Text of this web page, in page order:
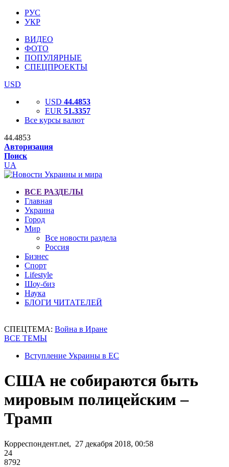
РУС
УКР
ВИДЕО
ФОТО
ПОПУЛЯРНЫЕ
СПЕЦПРОЕКТЫ
USD
USD 44.4853
EUR 51.3357
Все курсы валют
44.4853
Авторизация
Поиск
UA
ВСЕ РАЗДЕЛЫ
Главная
Украина
Город
Мир
Все новости раздела
Россия
Бизнес
Спорт
Lifestyle
Шоу-биз
Наука
БЛОГИ ЧИТАТЕЛЕЙ
СПЕЦТЕМА: Война в Иране
ВСЕ ТЕМЫ
Вступление Украины в ЕС
США не собираются быть
мировым полицейским –
Трамп
Корреспондент.net, 27 декабря 2018, 00:58
24
8792